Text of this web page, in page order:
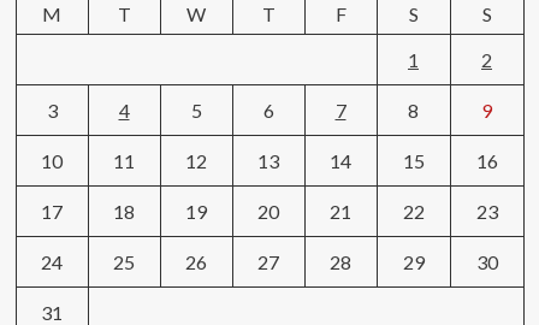
M
T W T F S
S
1
2
3 4 5 6 7 8 9
10 11 12 13 14 15 16
17 18 19 20 21 22 23
24 25 26 27 28 29 30
31